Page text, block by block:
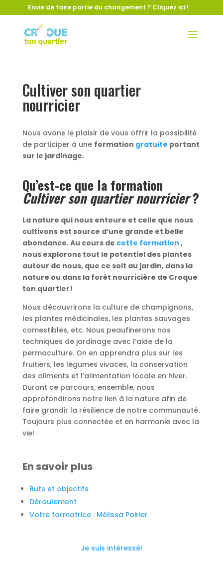
Envie de faire partie du changement ? Cliquez ici !
Cultiver son quartier
nourricier
Nous avons le plaisir de vous offrir la possibilité
de participer à une formation gratuite portant
sur le jardinage.
Qu’est-ce que la formation
Cultiver son quartier nourricier?
La nature qui nous entoure et celle que nous
cultivons est source d’une grande et belle
abondance. Au cours de cette formation ,
nous explorons tout le potentiel des plantes
autour de nous, que ce soit au jardin, dans la
nature ou dans la forêt nourricière de Croque
ton quartier!
Nous découvrirons la culture de champignons,
les plantes médicinales, les plantes sauvages
comestibles, etc. Nous peaufinerons nos
techniques de jardinage avec l’aide de la
permaculture. On en apprendra plus sur les
fruitiers, les légumes vivaces, la conservation
des aliments et l’alimentation locale en hiver.
Durant ce parcours, ensemble, nous
approfondirons notre lien à la nature afin de
faire grandir la résilience de notre communauté.
Toujours plus connectée et en harmonie avec la
vie!
En savoir plus
Buts et objectifs
Déroulement
Votre formatrice : Mélissa Poirier
Je suis intéressé!